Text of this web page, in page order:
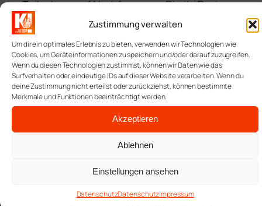
Zustimmung verwalten
Um dir ein optimales Erlebnis zu bieten, verwenden wir Technologien wie
Cookies, um Geräteinformationen zu speichern und/oder darauf zuzugreifen.
Wenn du diesen Technologien zustimmst, können wir Daten wie das
Surfverhalten oder eindeutige IDs auf dieser Website verarbeiten. Wenn du
deine Zustimmung nicht erteilst oder zurückziehst, können bestimmte
Merkmale und Funktionen beeinträchtigt werden.
Akzeptieren
Ablehnen
Einstellungen ansehen
DatenschutzDatenschutzImpressum
Teilnahme auf Nachfrage von Dimitri Ravin
(Gründer Urban Digital) an einem Workshop
zum Thema „kommunale IoT-Projekte
bewerten“. Dieser bestand im Wesentlichen
aus zwei Teilen:
Persönliches Interview woraus ein
Kriterienkatalog entstand